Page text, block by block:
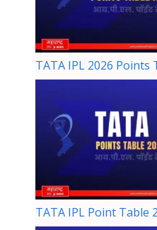
TATA IPL 2026 Points
TATA IPL Point Table